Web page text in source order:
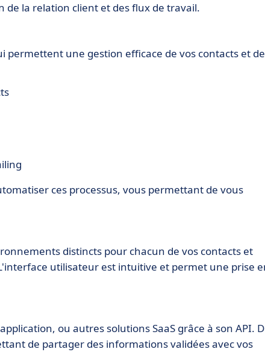
la relation client et des flux de travail.
une gestion efficace de vos contacts et de
ces processus, vous permettant de vous
distincts pour chacun de vos contacts et
utilisateur est intuitive et permet une prise
ou autres solutions SaaS grâce à son API.
de partager des informations validées avec vos